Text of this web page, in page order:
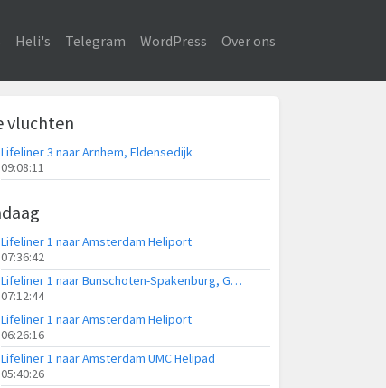
Heli's Telegram WordPress Over ons
vluchten
Lifeliner 3 naar Arnhem, Eldensedijk
09:08:11
Lifeliner 1 naar Amsterdam Heliport
07:36:42
Lifeliner 1 naar Bunschoten-Spakenburg, Gasthuisweg
07:12:44
Lifeliner 1 naar Amsterdam Heliport
06:26:16
Lifeliner 1 naar Amsterdam UMC Helipad
05:40:26